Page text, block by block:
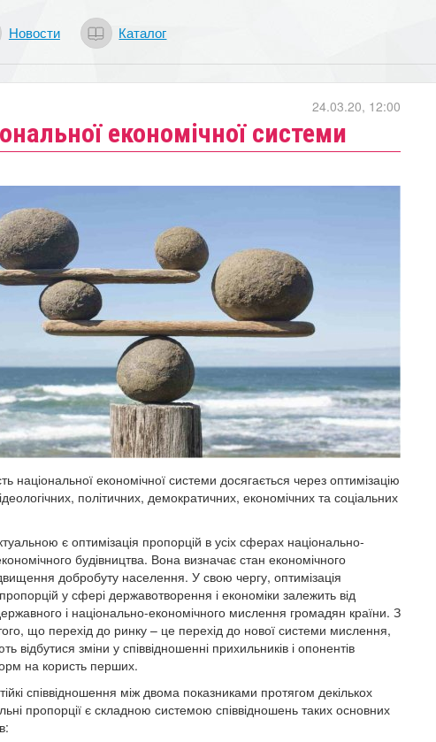
Новости Каталог
економічної системи
24.03.20, 12:00
національної економічної системи досягається через оптимізацію
політичних, демокра­тичних, економічних та соціальних
є оптимізація пропорцій в усіх сферах національно-
будів­ництва. Вона визначає стан економічного
добробуту населення. У свою чергу, оптимізація
у сфері державотворення і еконо­міки залежить від
і національно-економічного мислення громадян країни. З
що перехід до ринку – це перехід до нової системи мислення,
відбутися зміни у співвідно­шенні прихильників і опонентів
на користь перших.
співвідношення між двома показниками про­тягом декількох
пропорції є складною системою співвідно­шень таких основних